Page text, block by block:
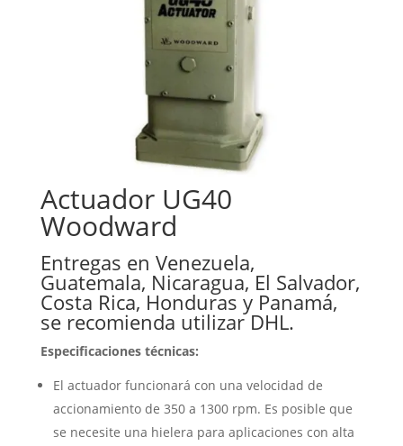
Actuador UG40
Woodward
Entregas en Venezuela,
Guatemala, Nicaragua, El Salvador,
Costa Rica, Honduras y Panamá,
se recomienda utilizar DHL.
Especificaciones técnicas:
El actuador funcionará con una velocidad de
accionamiento de 350 a 1300 rpm. Es posible que
se necesite una hielera para aplicaciones con alta